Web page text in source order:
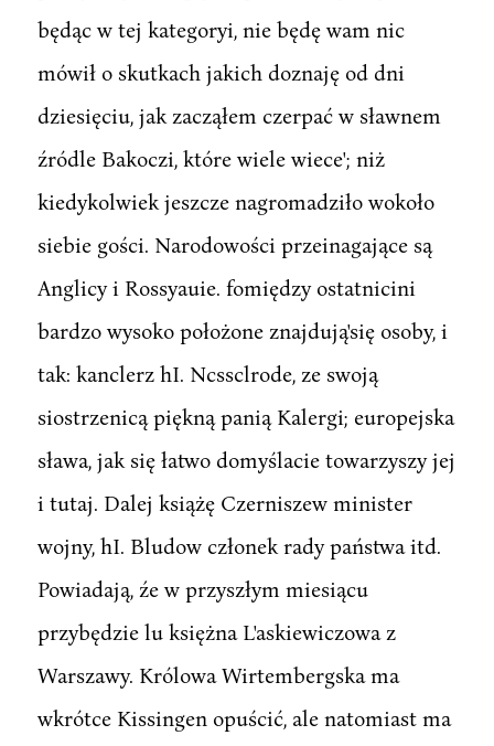
będąc w tej kategoryi, nie będę wam nic
mówił o skutkach jakich doznaję od dni
dziesięciu, jak zacząłem czerpać w sławnem
źródle Bakoczi, które wiele wiece'; niż
kiedykolwiek jeszcze nagromadziło wokoło
siebie gości. Narodowości przeinagające są
Anglicy i Rossyauie. fomiędzy ostatnicini
bardzo wysoko położone znajdują'się osoby, i
tak: kanclerz hI. Ncssclrode, ze swoją
siostrzenicą piękną panią Kalergi; europejska
sława, jak się łatwo domyślacie towarzyszy jej
i tutaj. Dalej książę Czerniszew minister
wojny, hI. Bludow członek rady państwa itd.
Powiadają, źe w przyszłym miesiącu
przybędzie lu księżna L'askiewiczowa z
Warszawy. Królowa Wirtembergska ma
wkrótce Kissingen opuścić, ale natomiast ma